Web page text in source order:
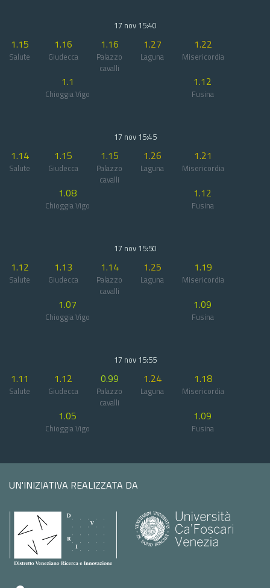
17 nov 15:40
1.15
Salute
1.16
Giudecca
1.16
Palazzo
cavalli
1.27
Laguna
1.22
Misericordia
1.1
Chioggia Vigo
1.12
Fusina
17 nov 15:45
1.14
Salute
1.15
Giudecca
1.15
Palazzo
cavalli
1.26
Laguna
1.21
Misericordia
1.08
Chioggia Vigo
1.12
Fusina
17 nov 15:50
1.12
Salute
1.13
Giudecca
1.14
Palazzo
cavalli
1.25
Laguna
1.19
Misericordia
1.07
Chioggia Vigo
1.09
Fusina
17 nov 15:55
1.11
Salute
1.12
Giudecca
0.99
Palazzo
cavalli
1.24
Laguna
1.18
Misericordia
1.05
Chioggia Vigo
1.09
Fusina
UN'INIZIATIVA REALIZZATA DA